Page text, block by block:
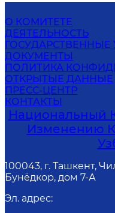
О КОМИТЕТЕ
ДЕЯТЕЛЬНОСТЬ
ГОСУДАРСТВЕННЫЕ
ДОКУМЕНТЫ
ПОЛИТИКА
ОТКРЫТЫЕ ДАННЫЕ
ПРЕСС-ЦЕНТР
КОНТАКТЫ
Национальный
Изменению
100043, г. Ташкент,
Бунёдкор, дом 7-А
Эл. адрес: